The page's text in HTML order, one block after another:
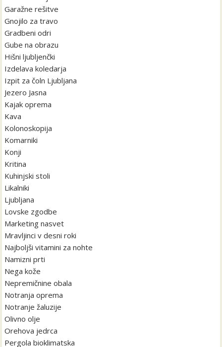
Garažne rešitve
Gnojilo za travo
Gradbeni odri
Gube na obrazu
Hišni ljubljenčki
Izdelava koledarja
Izpit za čoln Ljubljana
Jezero Jasna
Kajak oprema
Kava
Kolonoskopija
Komarniki
Konji
Kritina
Kuhinjski stoli
Likalniki
Ljubljana
Lovske zgodbe
Marketing nasvet
Mravljinci v desni roki
Najboljši vitamini za nohte
Namizni prti
Nega kože
Nepremičnine obala
Notranja oprema
Notranje žaluzije
Olivno olje
Orehova jedrca
Pergola bioklimatska